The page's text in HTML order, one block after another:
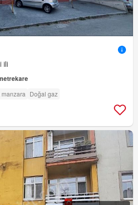
ili
Doğal gaz